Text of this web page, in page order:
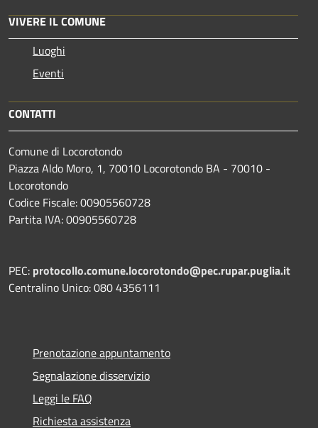
VIVERE IL COMUNE
Luoghi
Eventi
CONTATTI
Comune di Locorotondo
Piazza Aldo Moro, 1, 70010 Locorotondo BA - 70010 -
Locorotondo
Codice Fiscale: 00905560728
Partita IVA: 00905560728
PEC: protocollo.comune.locorotondo@pec.rupar.puglia.it
Centralino Unico: 080 4356111
Prenotazione appuntamento
Segnalazione disservizio
Leggi le FAQ
Richiesta assistenza